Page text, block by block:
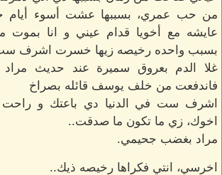
من حب عمري، بسببها عشت أسوء أيام
عايشه مع أخويا قدام عيني و انا بموت
بسبب واحده رخيصه زيها خسرت اشرف ست
غلا الدم بعروق سميرة عند حديث
فاندفعت من خلف يوسف قائله بصراخ
اشرف ست في الدنيا دي باعتك و
اخوك، زي ما تكون ما صدقت..
مراد بغضب جحيمي.
اخرسي، انتي فكراها رخيصه ذيك..